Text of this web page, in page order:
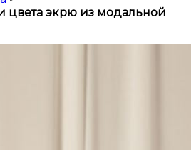
экрю из модальной